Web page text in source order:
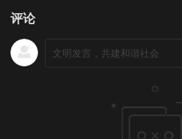
第20220324期 第20220325期
评论